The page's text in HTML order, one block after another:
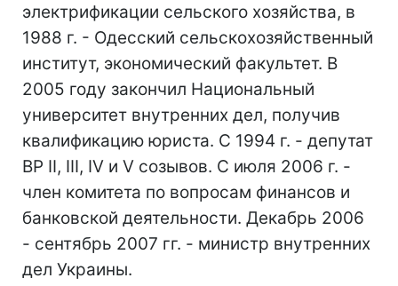
электрификации сельского хозяйства, в
1988 г. - Одесский сельскохозяйственный
институт, экономический факультет. В
2005 году закончил Национальный
университет внутренних дел, получив
квалификацию юриста. С 1994 г. - депутат
ВР II, III, IV и V созывов. С июля 2006 г. -
член комитета по вопросам финансов и
банковской деятельности. Декабрь 2006
- сентябрь 2007 гг. - министр внутренних
дел Украины.